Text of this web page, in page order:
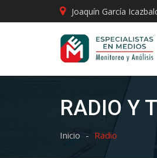
Joaquín García
RADIO Y
Inicio Radio